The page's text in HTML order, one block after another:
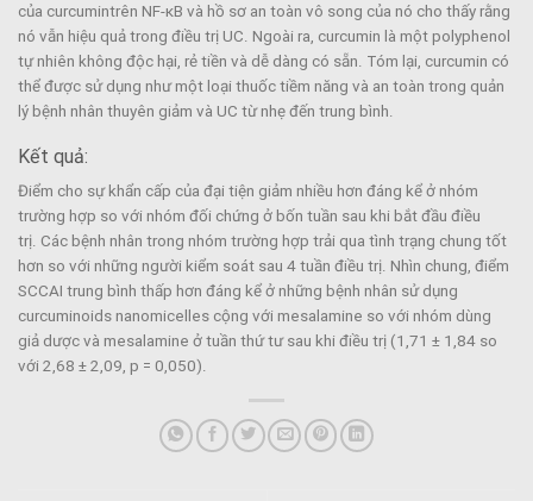
của curcumintrên NF-κB và hồ sơ an toàn vô song của nó cho thấy rằng
nó vẫn hiệu quả trong điều trị UC. Ngoài ra, curcumin là một polyphenol
tự nhiên không độc hại, rẻ tiền và dễ dàng có sẵn. Tóm lại, curcumin có
thể được sử dụng như một loại thuốc tiềm năng và an toàn trong quản
lý bệnh nhân thuyên giảm và UC từ nhẹ đến trung bình.
Kết quả:
Điểm cho sự khẩn cấp của đại tiện giảm nhiều hơn đáng kể ở nhóm
trường hợp so với nhóm đối chứng ở bốn tuần sau khi bắt đầu điều
trị. Các bệnh nhân trong nhóm trường hợp trải qua tình trạng chung tốt
hơn so với những người kiểm soát sau 4 tuần điều trị. Nhìn chung, điểm
SCCAI trung bình thấp hơn đáng kể ở những bệnh nhân sử dụng
curcuminoids nanomicelles cộng với mesalamine so với nhóm dùng
giả dược và mesalamine ở tuần thứ tư sau khi điều trị (1,71 ± 1,84 so
với 2,68 ± 2,09, p = 0,050).